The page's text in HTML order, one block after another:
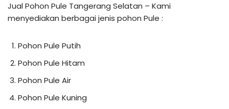
Jual Pohon Pule Tangerang Selatan – Kami
menyediakan berbagai jenis pohon Pule :
Pohon Pule Putih
Pohon Pule Hitam
Pohon Pule Air
Pohon Pule Kuning